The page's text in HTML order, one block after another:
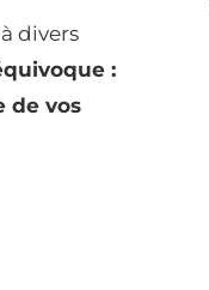
divers
:
de vos